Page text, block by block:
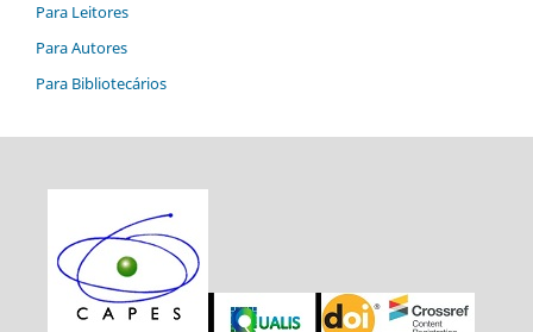
Para Leitores
Para Autores
Para Bibliotecários